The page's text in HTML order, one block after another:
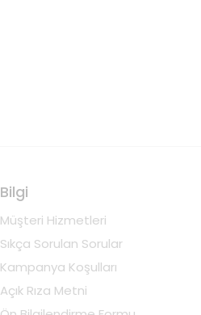
Bilgi
Müşteri Hizmetleri
Sıkça Sorulan Sorular
Kampanya Koşulları
Açık Rıza Metni